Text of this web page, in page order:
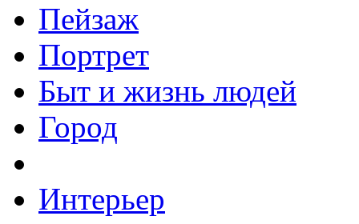
Пейзаж
Портрет
Быт и жизнь людей
Город
Интерьер